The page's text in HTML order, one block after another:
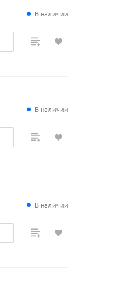
В наличии
В наличии
В наличии